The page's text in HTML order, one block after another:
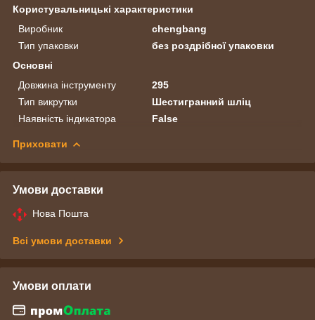
Користувальницькі характеристики
Виробник
chengbang
Тип упаковки
без роздрібної упаковки
Основні
Довжина інструменту
295
Тип викрутки
Шестигранний шліц
Наявність індикатора
False
Приховати
Умови доставки
Нова Пошта
Всі умови доставки
Умови оплати